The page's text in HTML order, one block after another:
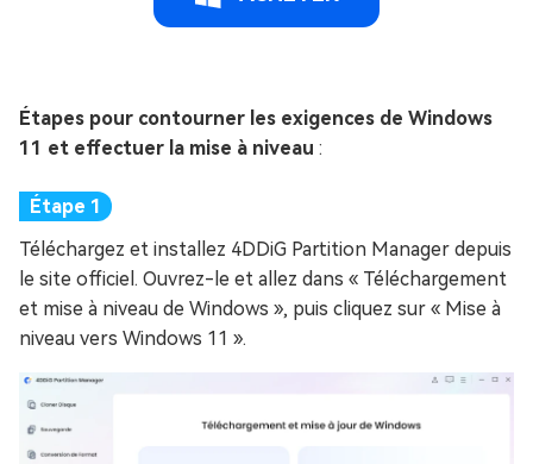
Étapes pour contourner les exigences de Windows
11 et effectuer la mise à niveau :
Téléchargez et installez 4DDiG Partition Manager depuis
le site officiel. Ouvrez-le et allez dans « Téléchargement
et mise à niveau de Windows », puis cliquez sur « Mise à
niveau vers Windows 11 ».